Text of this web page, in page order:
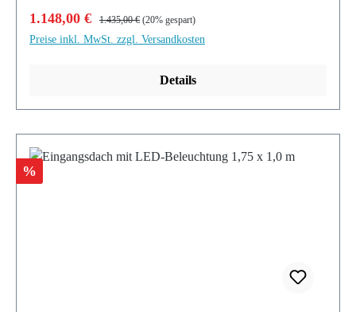
Verkaufspreis:
1.148,00 € Regulärer Preis:
1.435,00 € (20% gespart)
Preise inkl. MwSt. zzgl. Versandkosten
Details
Rabatt
%